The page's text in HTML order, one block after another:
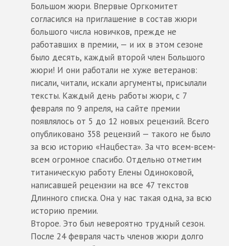
Большом жюри. Впервые Оргкомитет
согласился на приглашение в состав жюри
большого числа новичков, прежде не
работавших в премии, — и их в этом сезоне
было десять, каждый второй член Большого
жюри! И они работали не хуже ветеранов:
писали, читали, искали аргументы, присылали
тексты. Каждый день работы жюри, с 7
февраля по 9 апреля, на сайте премии
появлялось от 5 до 12 новых рецензий. Всего
опубликовано 358 рецензий — такого не было
за всю историю «Нацбеста». За что всем-всем-
всем огромное спасибо. Отдельно отметим
титаническую работу Елены Одиноковой,
написавшей рецензии на все 47 текстов
Длинного списка. Она у нас такая одна, за всю
историю премии.
Второе. Это был невероятно трудный сезон.
После 24 февраля часть членов жюри долго